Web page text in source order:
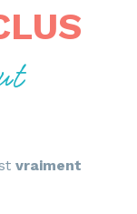
vraiment